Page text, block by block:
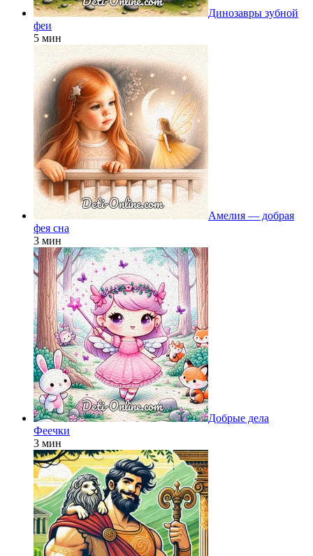
Динозавры зубной
феи
5 мин
Амелия — добрая
фея сна
3 мин
Добрые дела
Феечки
3 мин